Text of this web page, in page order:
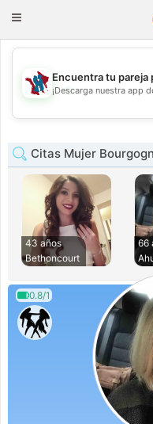
Toggle
💖
Encuentra tu pareja
¡Descarga nuestra app
Citas Mujer
43 años
Bethoncourt
66
0.8/1